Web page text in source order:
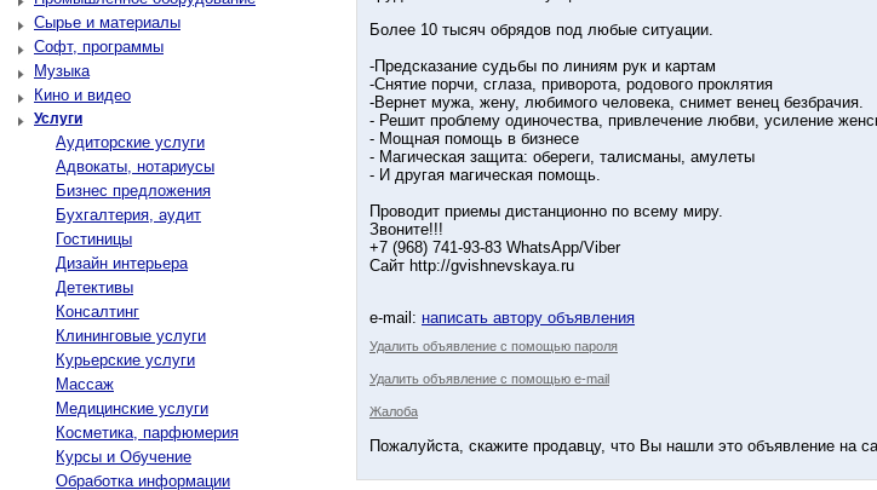
Сырье и материалы
Софт, программы
Музыка
Кино и видео
Услуги
Аудиторские услуги
Адвокаты, нотариусы
Бизнес предложения
Бухгалтерия, аудит
Гостиницы
Дизайн интерьера
Детективы
Консалтинг
Клининговые услуги
Курьерские услуги
Массаж
Медицинские услуги
Косметика, парфюмерия
Курсы и Обучение
Обработка информации
Более 10 тысяч обрядов под любые ситуации.
-Предсказание судьбы по линиям рук и картам
-Снятие порчи, сглаза, приворота, родового проклятия
-Вернет мужа, жену, любимого человека, снимет венец безбрачия.
- Решит проблему одиночества, привлечение любви, усиление
- Мощная помощь в бизнесе
- Магическая защита: обереги, талисманы, амулеты
- И другая магическая помощь.
Проводит приемы дистанционно по всему миру.
Звоните!!!
+7 (968) 741-93-83 WhatsApp/Viber
Сайт http://gvishnevskaya.ru
e-mail: написать автору объявления
Удалить объявление с помощью пароля
Удалить объявление с помощью e-mail
Жалоба
Пожалуйста, скажите продавцу, что Вы нашли это объявление на